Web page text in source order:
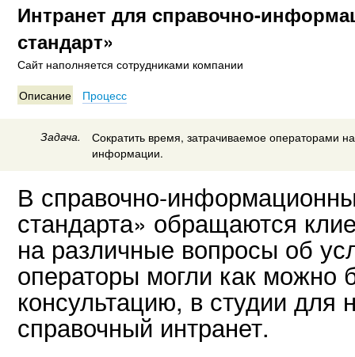
Интранет для cправочно-
стандарт»
Сайт наполняется сотрудниками компании
Описание
Процесс
Задача.
Сократить время, затрачиваемое операторами
информации.
В справочно-
стандарта» обращаются
на различные вопросы об
операторы могли как можно
консультацию, в студии для
справочный интранет.